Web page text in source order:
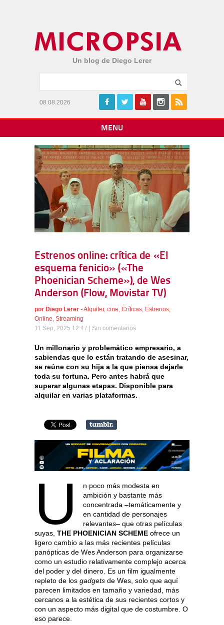
Un blog de Diego Lerer
08.08.2026
MENU
Estrenos online: crítica de «El
esquema fenicio» («The
Phoenician Scheme»), de Wes
Anderson (Flow, Movistar TV)
por Diego Lerer -Alquiler, cine Críticas Estrenos
Online Streaming
11 Sep, 2025 12:47 | Sin comentarios
Un millonario y problemático empresario, a
sabiendas que lo están tratando de asesinar,
se reúne con su hija a la que piensa dejarle
toda su fortuna. Pero antes habrá que
superar algunas etapas. Disponible para
alquilar en varias plataformas.
U
n poco más modesta en
ambición y bastante más
concentrada –temáticamente y
en cantidad de personajes
relevantes– que otras películas
suyas, THE PHOENICIAN SCHEME ofrece un
ligero cambio a las más recientes películas
panópticas de Wes Anderson para organizarse
como un estudio relativamente complejo acerca
del poder y del dinero. Es un film igualmente
repleto de los gadgets de Wes, solo que aquí
parecen limitados en tamaño y variedad, más
cercanos a la estética de sus recientes cortos y
con un aspecto más digital que de costumbre. O
eso parece.